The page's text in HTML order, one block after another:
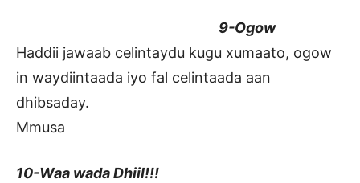
9-Ogow
Haddii jawaab celintaydu kugu xumaato, ogow
in waydiintaada iyo fal celintaada aan
dhibsaday.
Mmusa
10-Waa wada Dhiil!!!